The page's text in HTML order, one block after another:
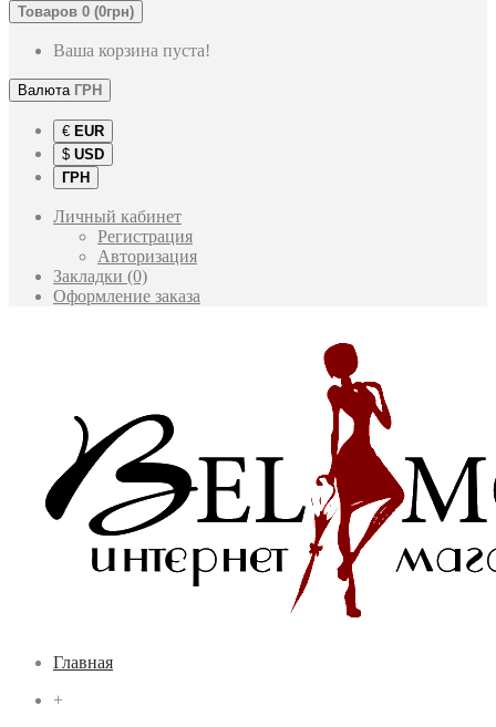
Товаров 0 (0грн)
Ваша корзина пуста!
Валюта ГРН
€ EUR
$ USD
ГРН
Личный кабинет
Регистрация
Авторизация
Закладки (0)
Оформление заказа
Главная
+